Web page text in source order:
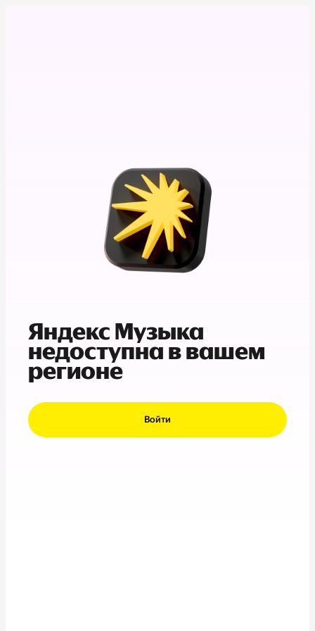
Яндекс Музыка
недоступна в вашем
регионе
Войти